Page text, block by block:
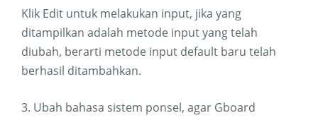
Klik Edit untuk melakukan input, jika yang
ditampilkan adalah metode input yang telah
diubah, berarti metode input default baru telah
berhasil ditambahkan.
3. Ubah bahasa sistem ponsel, agar Gboard